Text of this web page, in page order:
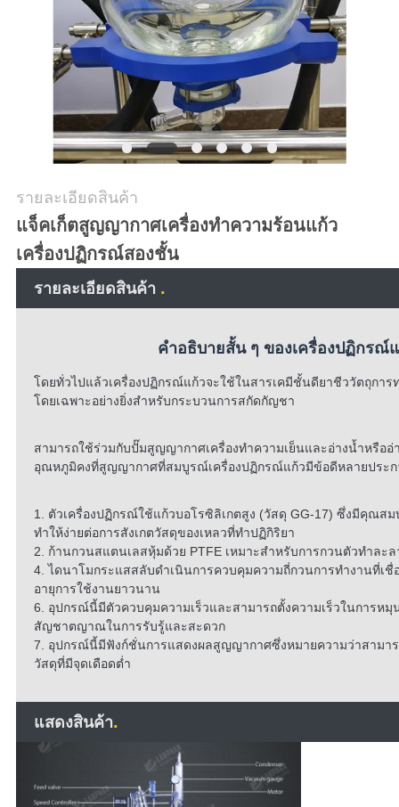
เสนอ
แผนผัง
เว็บไซต์
นโยบาย
ส่วน
รายละเอียดสินค้า
แจ็คเก็ตสูญญากาศเครื่องทำความร้อนแก้ว
เครื่องปฏิกรณ์สองชั้น
รายละเอียดสินค้า .
คำอธิบายสั้น ๆ ของเครื่องปฏิกร
โดยทั่วไปแล้วเครื่องปฏิกรณ์แก้วจะใช้ในสารเคมีชั้นดียาชีววัตถุกา
โดยเฉพาะอย่างยิ่งสำหรับกระบวนการสกัดกัญชา
สามารถใช้ร่วมกับปั๊มสูญญากาศเครื่องทำความเย็นและอ่างน้ำหรือ
อุณหภูมิคงที่สูญญากาศที่สมบูรณ์เครื่องปฏิกรณ์แก้วมีข้อดีหลายประก
1. ตัวเครื่องปฏิกรณ์ใช้แก้วบอโรซิลิเกตสูง (วัสดุ GG-17) ซึ่งมีคุณส
ทำให้ง่ายต่อการสังเกตวัสดุของเหลวที่ทำปฏิกิริยา
2. ก้านกวนสแตนเลสหุ้มด้วย PTFE เหมาะสำหรับการกวนตัวทำละ
4. ไดนาโมกระแสสลับดำเนินการควบคุมความถี่กวนการทำงานที่เ
อายุการใช้งานยาวนาน
6. อุปกรณ์นี้มีตัวควบคุมความเร็วและสามารถตั้งความเร็วในการห
สัญชาตญาณในการรับรู้และสะดวก
7. อุปกรณ์นี้มีฟังก์ชั่นการแสดงผลสูญญากาศซึ่งหมายความว่าสามา
วัสดุที่มีจุดเดือดต่ำ
แสดงสินค้า.